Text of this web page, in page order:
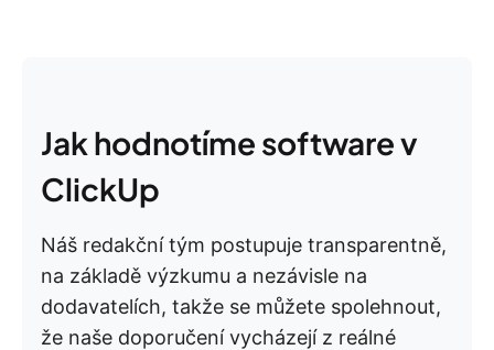
Jak hodnotíme software v
ClickUp
Náš redakční tým postupuje transparentně,
na základě výzkumu a nezávisle na
dodavatelích, takže se můžete spolehnout,
že naše doporučení vycházejí z reálné